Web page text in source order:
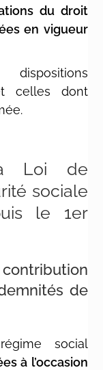
du droit
en vigueur
celles dont
Loi de
sociale
le 1er
de
social
à l’occasion